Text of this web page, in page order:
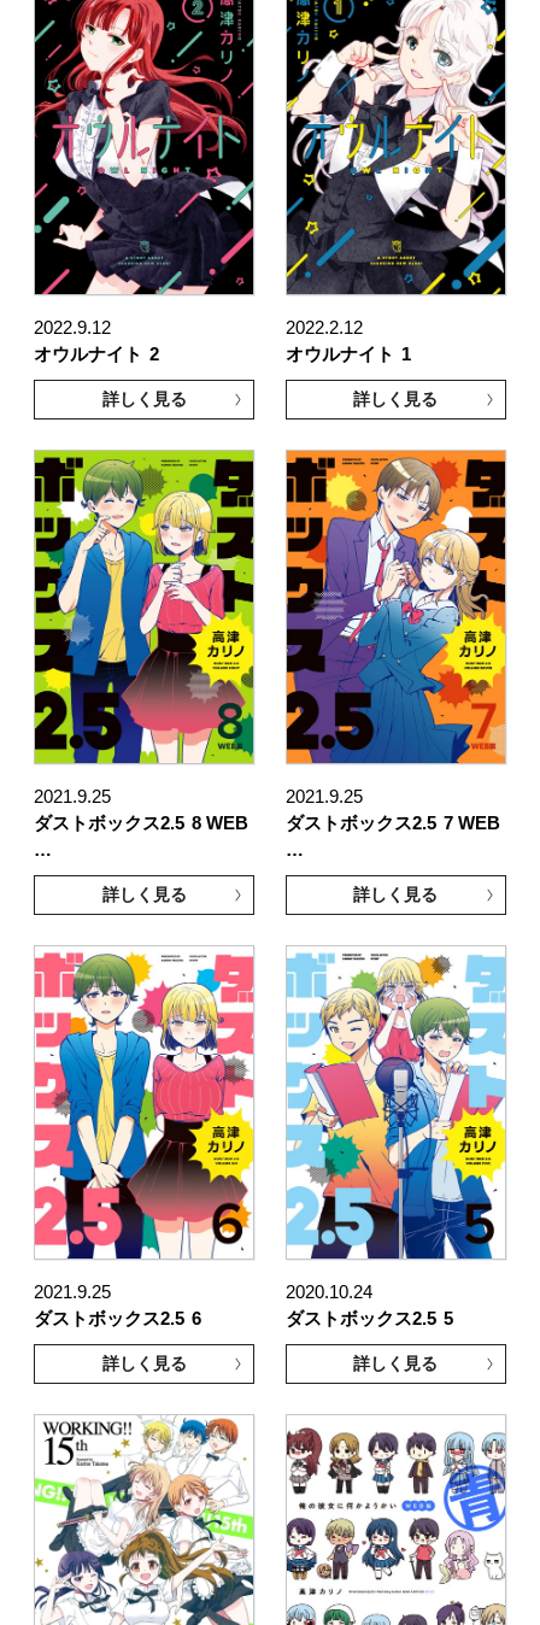
2022.9.12
オウルナイト 2
詳しく見る
2022.2.12
オウルナイト
1
詳しく見る
2021.9.25
ダストボックス2.5 8 WEB
…
詳しく見る
2021.9.25
ダストボックス2.5 7 WEB
…
詳しく見る
2021.9.25
ダストボックス2.5 6
詳しく見る
2020.10.24
ダストボックス2.5 5
詳しく見る